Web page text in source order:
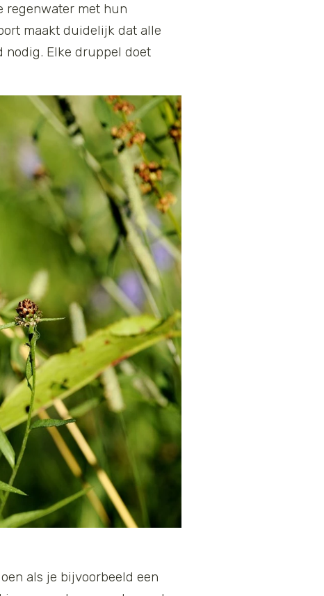
regenwater met hun
maakt duidelijk dat alle
nodig. Elke druppel doet
als je bijvoorbeeld een